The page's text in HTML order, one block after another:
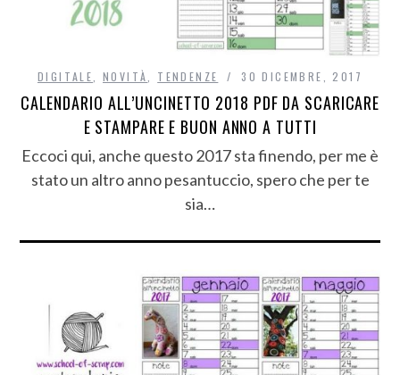
DIGITALE NOVITÀ TENDENZE 30 DICEMBRE, 2017
CALENDARIO ALL’UNCINETTO 2018 PDF DA SCARICARE
E STAMPARE E BUON ANNO A TUTTI
Eccoci qui, anche questo 2017 sta finendo, per me è
stato un altro anno pesantuccio, spero che per te
sia…